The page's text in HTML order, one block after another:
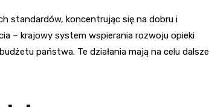
standardów, koncentrując się na dobru i
– krajowy system wspierania rozwoju opieki
państwa. Te działania mają na celu dalsze